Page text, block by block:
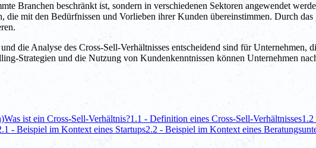
Branchen beschränkt ist, sondern in verschiedenen Sektoren angewendet
die mit den Bedürfnissen und Vorlieben ihrer Kunden übereinstimmen. Durch
und die Analyse des Cross-Sell-Verhältnisses entscheidend sind für
Strategien und die Nutzung von Kundenkenntnissen können Unternehmen
Was ist ein Cross-Sell-Verhältnis?1.1 - Definition eines Cross-Sell-Verhältnisses1.2
- Beispiel im Kontext eines Startups2.2 - Beispiel im Kontext eines